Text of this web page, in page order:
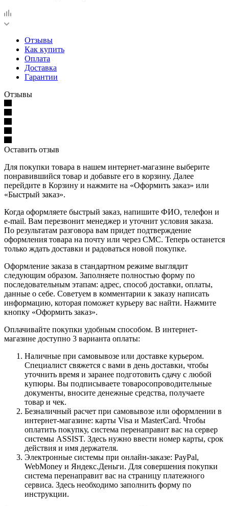
Отзывы
Как купить
Оплата
Доставка
Гарантии
Отзывы
Оставить отзыв
Для покупки товара в нашем интернет-магазине выберите
понравившийся товар и добавьте его в корзину. Далее
перейдите в Корзину и нажмите на «Оформить заказ» или
«Быстрый заказ».
Когда оформляете быстрый заказ, напишите ФИО, телефон и
e-mail. Вам перезвонит менеджер и уточнит условия заказа.
По результатам разговора вам придет подтверждение
оформления товара на почту или через СМС. Теперь останется
только ждать доставки и радоваться новой покупке.
Оформление заказа в стандартном режиме выглядит
следующим образом. Заполняете полностью форму по
последовательным этапам: адрес, способ доставки, оплаты,
данные о себе. Советуем в комментарии к заказу написать
информацию, которая поможет курьеру вас найти. Нажмите
кнопку «Оформить заказ».
Оплачивайте покупки удобным способом. В интернет-
магазине доступно 3 варианта оплаты:
Наличные при самовывозе или доставке курьером.
Специалист свяжется с вами в день доставки, чтобы
уточнить время и заранее подготовить сдачу с любой
купюры. Вы подписываете товаросопроводительные
документы, вносите денежные средства, получаете
товар и чек.
Безналичный расчет при самовывозе или оформлении в
интернет-магазине: карты Visa и MasterCard. Чтобы
оплатить покупку, система перенаправит вас на сервер
системы ASSIST. Здесь нужно ввести номер карты, срок
действия и имя держателя.
Электронные системы при онлайн-заказе: PayPal,
WebMoney и Яндекс.Деньги. Для совершения покупки
система перенаправит вас на страницу платежного
сервиса. Здесь необходимо заполнить форму по
инструкции.